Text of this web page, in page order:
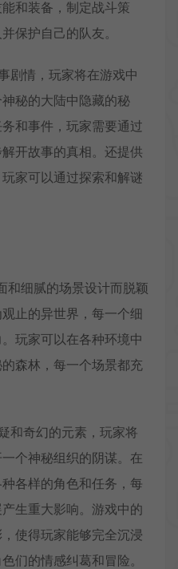
和装备，制定战斗策
保护自己的队友。
剧情，玩家将在游戏中
秘的大陆中隐藏的秘
和事件，玩家需要通过
开故事的真相。还提供
家可以通过探索和解谜
和细腻的场景设计而脱颖
止的异世界，每一个细
玩家可以在各种环境中
森林，每一个场景都充
和奇幻的元素，玩家将
个神秘组织的阴谋。在
各样的角色和任务，每
生重大影响。游戏中的
使得玩家能够完全沉浸
们的情感纠葛和冒险。